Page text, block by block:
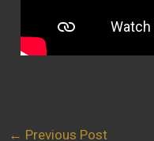
← Previous Post